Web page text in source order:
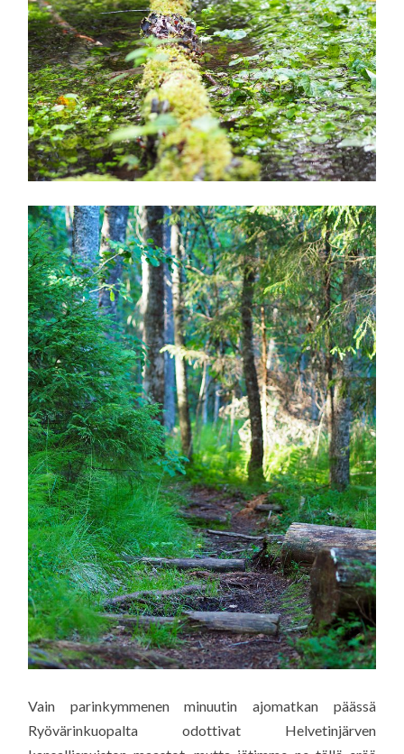
Vain parinkymmenen minuutin ajomatkan päässä
Ryövärinkuopalta odottivat Helvetinjärven